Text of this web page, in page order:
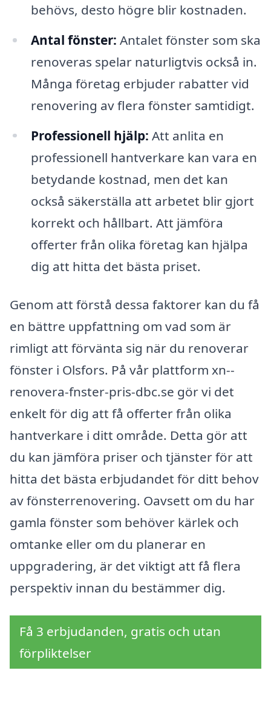
behövs, desto högre blir kostnaden.
Antal fönster: Antalet fönster som ska
renoveras spelar naturligtvis också in.
Många företag erbjuder rabatter vid
renovering av flera fönster samtidigt.
Professionell hjälp: Att anlita en
professionell hantverkare kan vara en
betydande kostnad, men det kan
också säkerställa att arbetet blir gjort
korrekt och hållbart. Att jämföra
offerter från olika företag kan hjälpa
dig att hitta det bästa priset.
Genom att förstå dessa faktorer kan du få
en bättre uppfattning om vad som är
rimligt att förvänta sig när du renoverar
fönster i Olsfors. På vår plattform xn--
renovera-fnster-pris-dbc.se gör vi det
enkelt för dig att få offerter från olika
hantverkare i ditt område. Detta gör att
du kan jämföra priser och tjänster för att
hitta det bästa erbjudandet för ditt behov
av fönsterrenovering. Oavsett om du har
gamla fönster som behöver kärlek och
omtanke eller om du planerar en
uppgradering, är det viktigt att få flera
perspektiv innan du bestämmer dig.
Få 3 erbjudanden, gratis och utan
förpliktelser